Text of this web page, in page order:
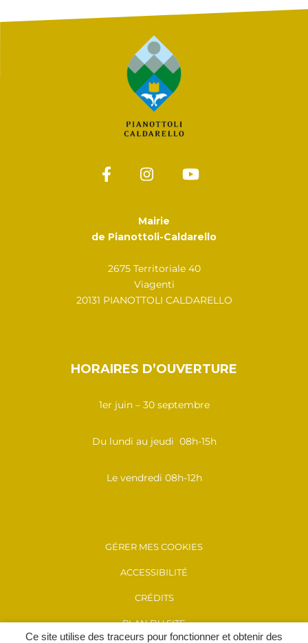
Ce site utilise des traceurs pour fonctionner et obtenir des
Mairie
de Pianottoli-Caldarello
2675 Territoriale 40
Viagenti
20131 PIANOTTOLI CALDARELLO
HORAIRES D’OUVERTURE
1er juin – 30 septembre
Du lundi au jeudi 08h-15h
Le vendredi 08h-12h
GÉRER MES COOKIES
ACCESSIBILITÉ
CRÉDITS
PLAN DU SITE